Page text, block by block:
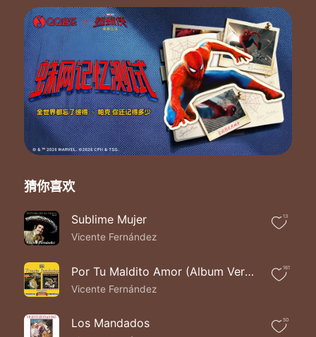
Que no puedo arrancar
Tantos besos que me dio tu boca
Solo la muerte los podrá borrar
Me dejaste con el alma rota
Ni en mis sueños me dejas en paz
Esperando con ansia la noche
Con la luna quiero platicar
Voy a gritarle lo mucho que te amo
Y a preguntarle si un día volverás
Tantos besos que me dio tu boca
Solo la muerte los podrá borrar
Con la luna quiero platicar
Y a preguntarle si un día volverás
猜你喜欢
Sublime Mujer
Vicente Fernández
13
Por Tu Maldito Amor (Album Version)
Vicente Fernández
161
Los Mandados 50